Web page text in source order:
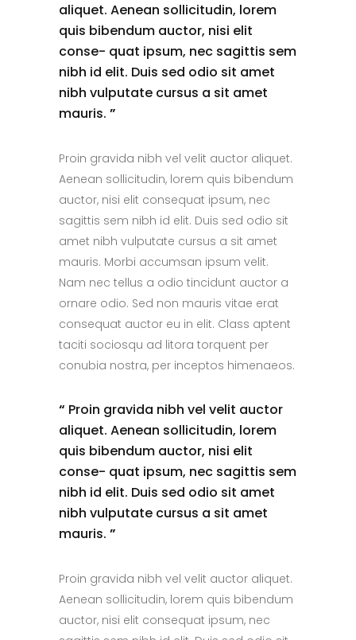
aliquet. Aenean sollicitudin, lorem
quis bibendum auctor, nisi elit
conse- quat ipsum, nec sagittis sem
nibh id elit. Duis sed odio sit amet
nibh vulputate cursus a sit amet
mauris. ”
Proin gravida nibh vel velit auctor aliquet.
Aenean sollicitudin, lorem quis bibendum
auctor, nisi elit consequat ipsum, nec
sagittis sem nibh id elit. Duis sed odio sit
amet nibh vulputate cursus a sit amet
mauris. Morbi accumsan ipsum velit.
Nam nec tellus a odio tincidunt auctor a
ornare odio. Sed non mauris vitae erat
consequat auctor eu in elit. Class aptent
taciti sociosqu ad litora torquent per
conubia nostra, per inceptos himenaeos.
“ Proin gravida nibh vel velit auctor
aliquet. Aenean sollicitudin, lorem
quis bibendum auctor, nisi elit
conse- quat ipsum, nec sagittis sem
nibh id elit. Duis sed odio sit amet
nibh vulputate cursus a sit amet
mauris. ”
Proin gravida nibh vel velit auctor aliquet.
Aenean sollicitudin, lorem quis bibendum
auctor, nisi elit consequat ipsum, nec